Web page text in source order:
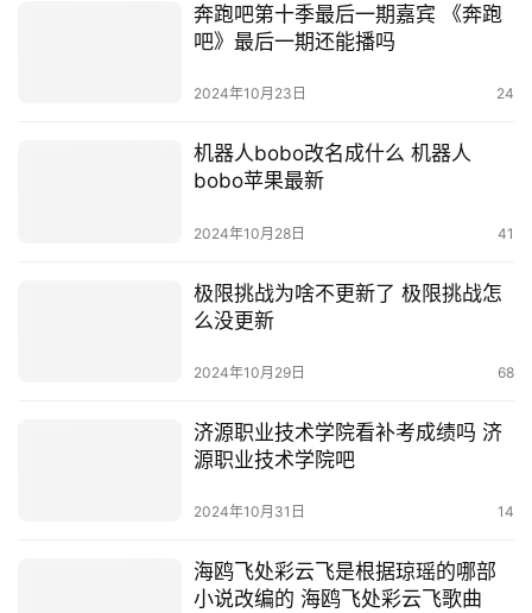
奔跑吧第十季最后一期嘉宾 《奔跑
吧》最后一期还能播吗
2024年10月23日 24
机器人bobo改名成什么 机器人
bobo苹果最新
2024年10月28日 41
极限挑战为啥不更新了 极限挑战怎
么没更新
2024年10月29日 68
济源职业技术学院看补考成绩吗 济
源职业技术学院吧
2024年10月31日 14
海鸥飞处彩云飞是根据琼瑶的哪部
小说改编的 海鸥飞处彩云飞歌曲